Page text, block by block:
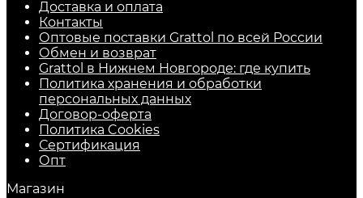
Доставка и оплата
Контакты
Оптовые поставки Grattol по всей России
Обмен и возврат
Grattol в Нижнем Новгороде: где купить
Политика хранения и обработки
персональных данных
Договор-оферта
Политика Cookies
Сертификация
Опт
Магазин